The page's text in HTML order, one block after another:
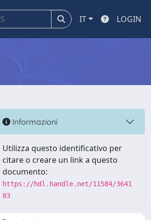
IT LOGIN
Informazioni
Utilizza questo identificativo per
citare o creare un link a questo
documento:
https://hdl.handle.net/11584/3641
83